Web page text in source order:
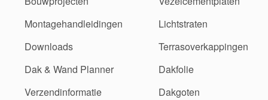
Montagehandleidingen
Downloads
Dak & Wand Planner
Verzendinformatie
Lichtstraten
Terrasoverkappingen
Dakfolie
Dakgoten